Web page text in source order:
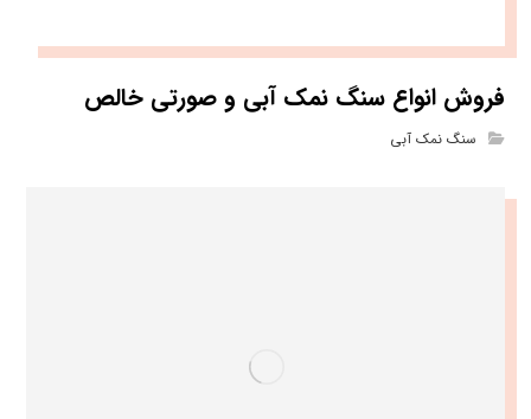
فروش انواع سنگ نمک آبی و صورتی خالص
سنگ نمک آبی